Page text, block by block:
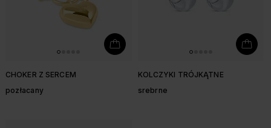
CHOKER Z SERCEM
pozłacany
KOLCZYKI TRÓJKĄTNE
srebrne